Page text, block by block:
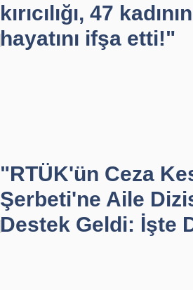
kırıcılığı, 47
hayatını ifşa etti!"
"RTÜK'ün Ceza
Şerbeti'ne Aile
Destek Geldi: İşte